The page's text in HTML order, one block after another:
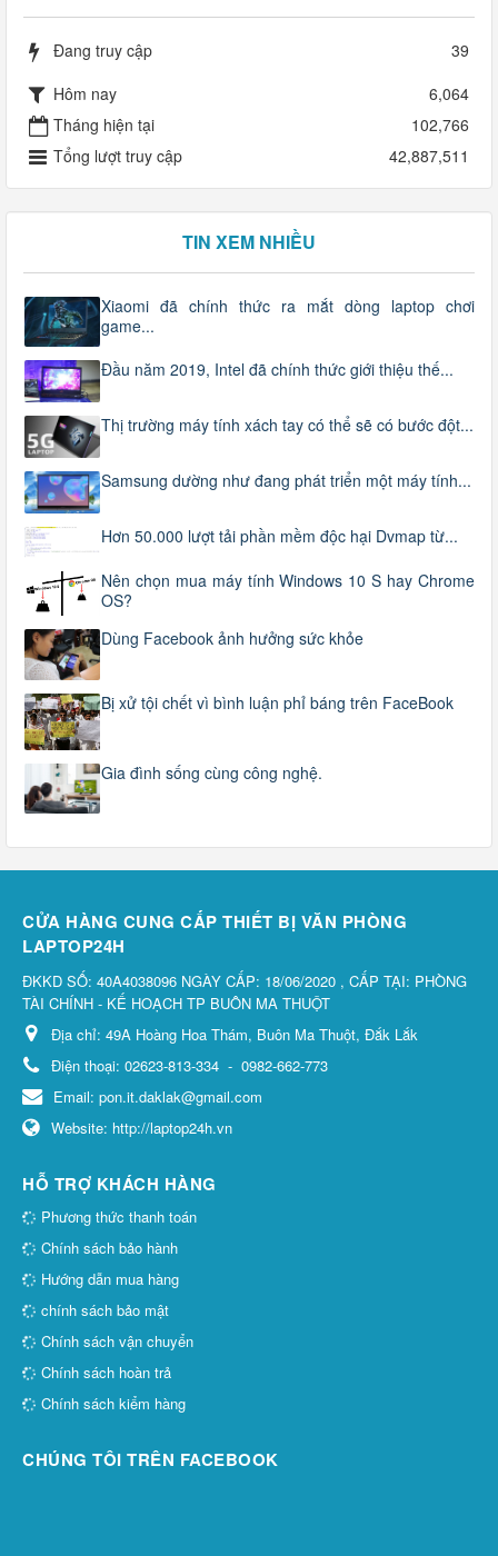
Đang truy cập
39
Hôm nay
6,064
Tháng hiện tại
102,766
Tổng lượt truy cập
42,887,511
TIN XEM NHIỀU
Xiaomi đã chính thức ra mắt dòng laptop chơi
game...
Đầu năm 2019, Intel đã chính thức giới thiệu thế...
Thị trường máy tính xách tay có thể sẽ có bước đột...
Samsung dường như đang phát triển một máy tính...
Hơn 50.000 lượt tải phần mềm độc hại Dvmap từ...
Nên chọn mua máy tính Windows 10 S hay Chrome
OS?
Dùng Facebook ảnh hưởng sức khỏe
Bị xử tội chết vì bình luận phỉ báng trên FaceBook
Gia đình sống cùng công nghệ.
CỬA HÀNG CUNG CẤP THIẾT BỊ VĂN PHÒNG
LAPTOP24H
ĐKKD SỐ: 40A4038096 NGÀY CẤP: 18/06/2020 , CẤP TẠI: PHÒNG
TÀI CHÍNH - KẾ HOẠCH TP BUÔN MA THUỘT
Địa chỉ: 49A Hoàng Hoa Thám, Buôn Ma Thuột, Đắk Lắk
Điện thoại: 02623-813-334 - 0982-662-773
Email: pon.it.daklak@gmail.com
Website: http://laptop24h.vn
HỖ TRỢ KHÁCH HÀNG
Phương thức thanh toán
Chính sách bảo hành
Hướng dẫn mua hàng
chính sách bảo mật
Chính sách vận chuyển
Chính sách hoàn trả
Chính sách kiểm hàng
CHÚNG TÔI TRÊN FACEBOOK